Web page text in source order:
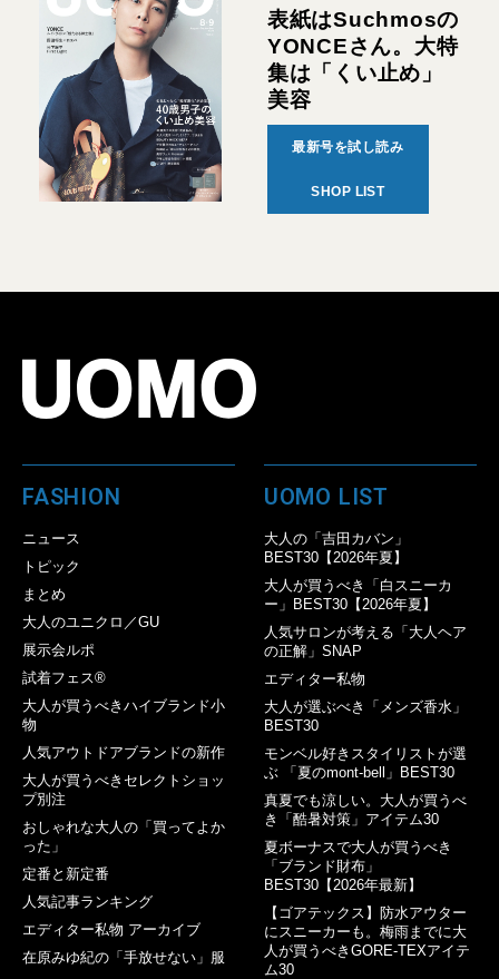
表紙はSuchmosの
YONCEさん。大特
集は「くい止め」
美容
最新号を試し読み
SHOP LIST
FASHION
ニュース
トピック
まとめ
大人のユニクロ／GU
展示会ルポ
試着フェス®︎
大人が買うべきハイブランド小
物
人気アウトドアブランドの新作
大人が買うべきセレクトショッ
プ別注
おしゃれな大人の「買ってよか
った」
定番と新定番
人気記事ランキング
エディター私物 アーカイブ
在原みゆ紀の「手放せない」服
UOMO LIST
大人の「吉田カバン」
BEST30【2026年夏】
大人が買うべき「白スニーカ
ー」BEST30【2026年夏】
人気サロンが考える「大人ヘア
の正解」SNAP
エディター私物
大人が選ぶべき「メンズ香水」
BEST30
モンベル好きスタイリストが選
ぶ 「夏のmont-bell」BEST30
真夏でも涼しい。大人が買うべ
き「酷暑対策」アイテム30
夏ボーナスで大人が買うべき
「ブランド財布」
BEST30【2026年最新】
【ゴアテックス】防水アウター
にスニーカーも。梅雨までに大
人が買うべきGORE-TEXアイテ
ム30